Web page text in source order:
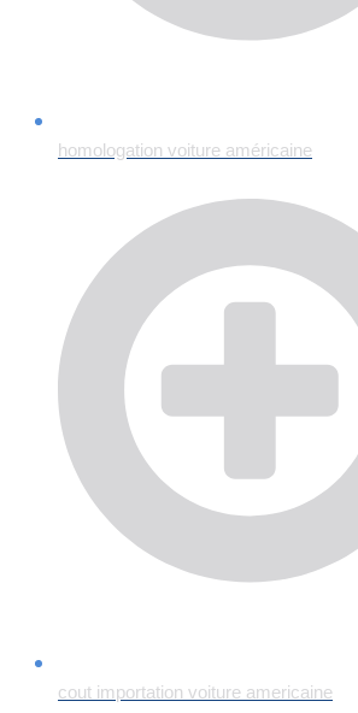
homologation voiture américaine
cout importation voiture americaine